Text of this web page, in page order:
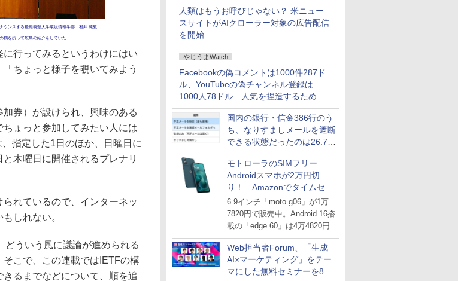
ど！その14】
人類はもうお呼びじゃない？ 米ニュー
スサイトがAIクローラー対象の広告配信
を開始
やじうまWatch
Facebookの偽コメントは1000件287ド
ル、YouTubeの偽チャンネル登録は
1000人78ドル…人気を捏造するための
価格リストが公開中
国内の銀行・信金386行のう
ち、なりすましメールを遮断
できる状態だったのは26.7％
にとどまる～GMOブランド
セキュリティ調査
モトローラのSIMフリー
Androidスマホが2万円切
り！ Amazonでタイムセー
ル
6.9インチ「moto g06」が1万
7820円で販売中。Android 16搭
載の「edge 60」は4万4820円
Web担当者Forum、「生成
AI×マーケティング」をテー
マにした無料セミナーを8月
ウンスする慶應義塾大学環境情報学部 村井 純教
鶴を折って広島の紹介をしていた
行ってみるというわけにはい
ちょっと様子を覗いてみよう
券）が設けられ、興味のある
ょっと参加してみたい人には
指定した1日のほか、日曜日に
木曜日に開催されるプレナリ
れているので、インターネッ
しれない。
ういう風に議論が進められる
こで、この連載ではIETFの構
るまでなどについて、順を追